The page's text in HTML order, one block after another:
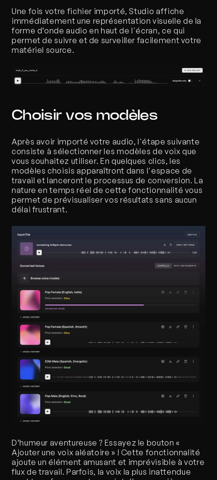
Une fois votre fichier importé, Studio affiche
immédiatement une représentation visuelle de la
forme d’onde audio en haut de l'écran, ce qui
permet de suivre et de surveiller facilement votre
matériel source.
Choisir vos modèles
Après avoir importé votre audio, l'étape suivante
consiste à sélectionner les modèles de voix que
vous souhaitez utiliser. En quelques clics, les
modèles choisis apparaîtront dans l'espace de
travail et lanceront le processus de conversion. La
nature en temps réel de cette fonctionnalité vous
permet de prévisualiser vos résultats sans aucun
délai frustrant.
D’humeur aventureuse ? Essayez le bouton «
Ajouter une voix aléatoire » ! Cette fonctionnalité
ajoute un élément amusant et imprévisible à votre
flux de travail. Parfois, la voix la plus inattendue